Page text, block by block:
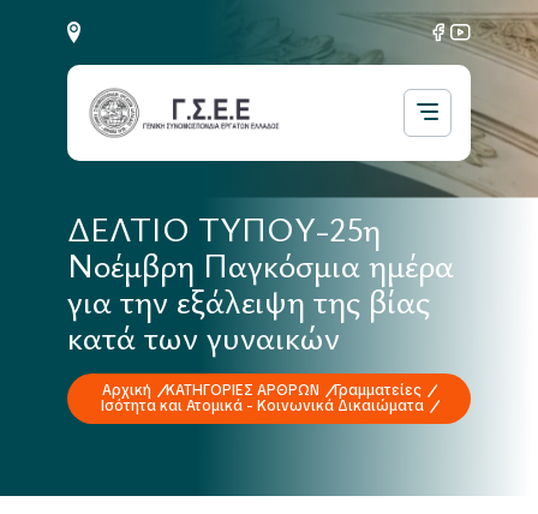
ΔΕΛΤΙΟ ΤΥΠΟΥ-25η
Νοέμβρη Παγκόσμια ημέρα
για την εξάλειψη της βίας
κατά των γυναικών
Αρχική ΚΑΤΗΓΟΡΙΕΣ ΑΡΘΡΩΝ
Γραμματείες
Ισότητα και Ατομικά - Κοινωνικά Δικαιώματα